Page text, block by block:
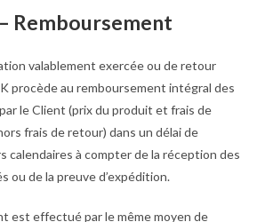
Remboursement
valablement exercée ou de retour
procède au remboursement intégral des
le Client (prix du produit et frais de
frais de retour) dans un délai de
calendaires à compter de la réception des
ou de la preuve d’expédition.
est effectué par le même moyen de